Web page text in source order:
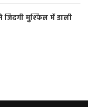
जिंदगी मुश्किल में डाली